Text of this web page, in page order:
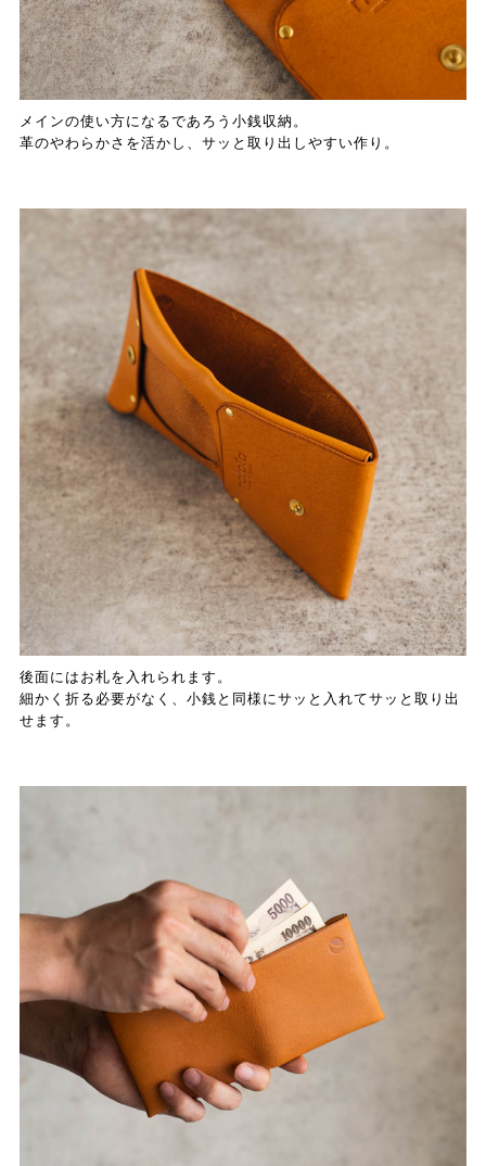
メインの使い方になるであろう小銭収納。
革のやわらかさを活かし、サッと取り出しやすい作り。
後面にはお札を入れられます。
細かく折る必要がなく、小銭と同様にサッと入れてサッと取り出
せます。